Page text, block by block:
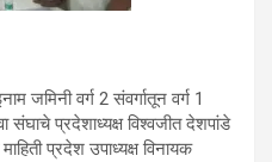
जमिनी वर्ग 2 संवर्गातून वर्ग 1
संघाचे प्रदेशाध्यक्ष विश्वजीत देशपांडे
प्रदेश उपाध्यक्ष विनायक